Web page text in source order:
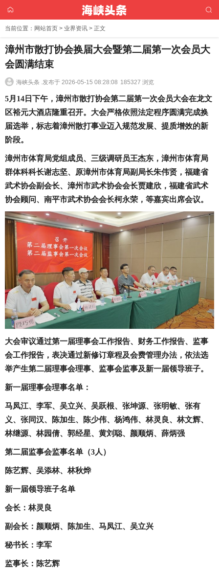
当前位置： 网站首页 > 业界资讯 > 正文
漳州市散打协会换届大会暨第二届第一次会员大
会圆满结束
海峡头条 .发布于 2026-05-15 08:28:08 185327 浏览
5月14日下午，漳州市散打协会第二届第一次会员大会在龙文
区裕元大酒店隆重召开。大会严格依照法定程序圆满完成换
届选举，标志着漳州散打事业迈入规范发展、提质增效的新
阶段。
漳州市体育局党组成员、三级调研员王杰东，漳州市体育局
群体科科长谢志坚、原漳州市体育局副局长朱伟贤，福建省
武术协会副会长、漳州市武术协会会长贾建欣，福建省武术
协会顾问、南平市武术协会会长柯永荣，等嘉宾出席会议。
大会审议通过第一届理事会工作报告、财务工作报告、监事
会工作报告，表决通过新修订章程及会费管理办法，依法选
举产生第二届理事会理事、监事会监事及新一届领导班子。
新一届理事会理事名单：
马凤江、李军、吴立兴、吴跃根、张坤源、张明敏、张有
义、张同汉、陈加生、陈少伟、杨鸿伟、林灵良、林文辉、
林继源、林园倩、郭经星、黄刘聪、颜顺炳、薛炳强
第二届监事会监事名单（3人）
陈艺辉、吴添林、林秋烨
新一届领导班子名单
会长：林灵良
副会长：颜顺炳、陈加生、马凤江、吴立兴
秘书长：李军
监事长：陈艺辉